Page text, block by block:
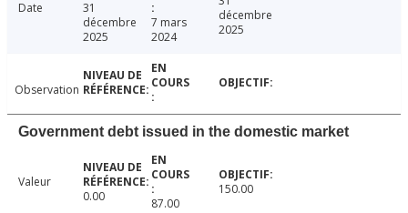
Date
31
décembre
2025
7 mars
2024
décembre
2025
Observation
Government debt issued in the domestic market
Valeur
0.00
87.00
150.00